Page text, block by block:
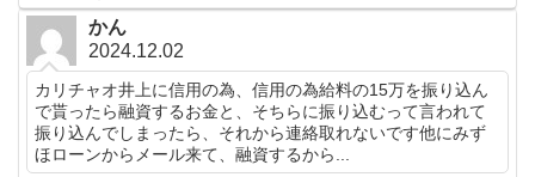
かん
2024.12.02
カリチャオ井上に信用の為、信用の為給料の15万を振り込ん
で貰ったら融資するお金と、そちらに振り込むって言われて
振り込んでしまったら、それから連絡取れないです他にみず
ほローンからメール来て、融資するから...